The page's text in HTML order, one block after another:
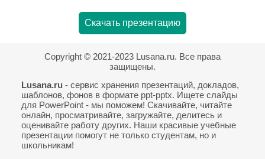
Скачать презентацию
Copyright © 2021-2023 Lusana.ru. Все права
защищены.
Lusana.ru - сервис хранения презентаций, докладов,
шаблонов, фонов в формате ppt-pptx. Ищете слайды
для PowerPoint - мы поможем! Скачивайте, читайте
онлайн, просматривайте, загружайте, делитесь и
оценивайте работу других. Наши красивые учебные
презентации помогут не только студентам, но и
школьникам!